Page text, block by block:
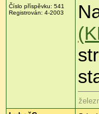
Číslo příspěvku: 541
Registrován: 4-2003